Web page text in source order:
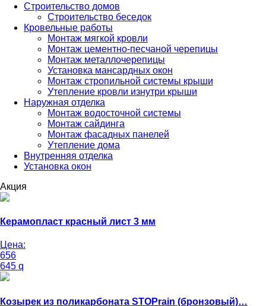
Строительство домов
Строительство беседок
Кровельные работы
Монтаж мягкой кровли
Монтаж цементно-песчаной черепицы
Монтаж металлочерепицы
Установка мансардных окон
Монтаж стропильной системы крыши
Утепление кровли изнутри крыши
Наружная отделка
Монтаж водосточной системы
Монтаж сайдинга
Монтаж фасадных панелей
Утепление дома
Внутренняя отделка
Установка окон
Акция
Керамопласт красный лист 3 мм
Цена:
656
645 q
Козырек из поликарбоната STOPrain (бронзовый)…